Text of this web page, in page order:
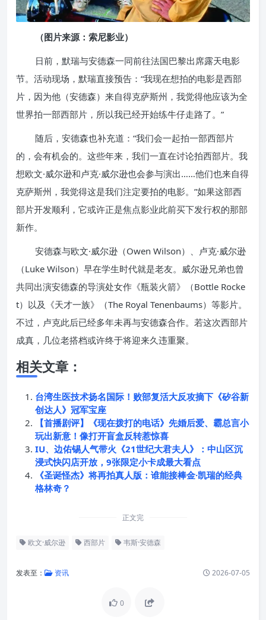
（图片来源：索尼影业）
日前，默瑞与安德森一同前往法国巴黎出席露天电影
节。活动现场，默瑞直接预告：“我现在想拍的电影是西部
片，因为他（安德森）来自得克萨斯州，我觉得他应该为全
世界拍一部西部片，所以我已经开始练牛仔走路了。”
随后，安德森也补充道：“我们会一起拍一部西部片
的，会有机会的。这些年来，我们一直在讨论拍西部片。我
想欧文·威尔逊和卢克·威尔逊也会参与演出……他们也来自得
克萨斯州，我觉得这是我们注定要拍的电影。”如果这部西
部片开发顺利，它或许正是焦点影业此前买下发行权的那部
新作。
安德森与欧文·威尔逊（Owen Wilson）、卢克·威尔逊
（Luke Wilson）早在学生时代就是老友。威尔逊兄弟也曾
共同出演安德森的导演处女作《瓶装火箭》（Bottle Rocke
t）以及《天才一族》（The Royal Tenenbaums）等影片。
不过，卢克此后已经多年未再与安德森合作。若这次西部片
成真，几位老搭档或许终于将迎来久违重聚。
相关文章：
台湾生医技术扬名国际！败部复活大反攻摘下《矽谷新
创达人》冠军宝座
【首播剧评】《现在拨打的电话》先婚后爱、霸总言小
玩出新意！像打开盲盒反转惹惊喜
IU、边佑锡人气带火《21世纪大君夫人》：中山区沉
浸式快闪店开放，9张限定小卡成最大看点
《圣诞怪杰》将再拍真人版：谁能接棒金·凯瑞的经典
格林奇？
正文完
欧文·威尔逊 西部片 韦斯·安德森
发表至： 资讯 2026-07-05
0